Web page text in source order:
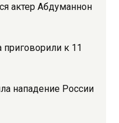
актер Абдуманнон
к 11
нападение России